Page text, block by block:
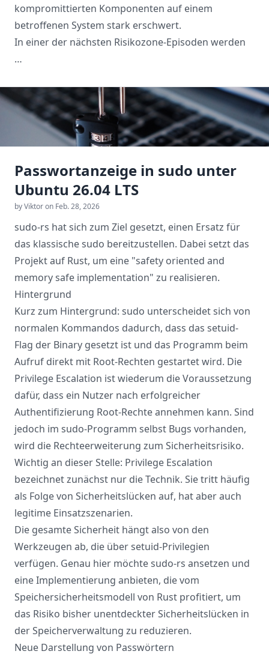
kompromittierten Komponenten auf einem
betroffenen System stark erschwert.
In einer der nächsten Risikozone-Episoden werden
…
Passwortanzeige in sudo unter
Ubuntu 26.04 LTS
by Viktor on Feb. 28, 2026
sudo-rs hat sich zum Ziel gesetzt, einen Ersatz für
das klassischesudo bereitzustellen. Dabei setzt das
Projekt auf Rust, um eine "safety oriented and
memory safe implementation" zu realisieren.
Hintergrund
Kurz zum Hintergrund: sudo unterscheidet sich von
normalen Kommandos dadurch, dass das setuid-
Flag der Binary gesetzt ist und das Programm beim
Aufruf direkt mit Root-Rechten gestartet wird. Die
Privilege Escalation ist wiederum die Voraussetzung
dafür, dass ein Nutzer nach erfolgreicher
Authentifizierung Root-Rechte annehmen kann. Sind
jedoch im sudo-Programm selbst Bugs vorhanden,
wird die Rechteerweiterung zum Sicherheitsrisiko.
Wichtig an dieser Stelle: Privilege Escalation
bezeichnet zunächst nur die Technik. Sie tritt häufig
als Folge von Sicherheitslücken auf, hat aber auch
legitime Einsatzszenarien.
Die gesamte Sicherheit hängt also von den
Werkzeugen ab, die über setuid-Privilegien
verfügen. Genau hier möchte sudo-rs ansetzen und
eine Implementierung anbieten, die vom
Speichersicherheitsmodell von Rust profitiert, um
das Risiko bisher unentdeckter Sicherheitslücken in
der Speicherverwaltung zu reduzieren.
Neue Darstellung von Passwörtern